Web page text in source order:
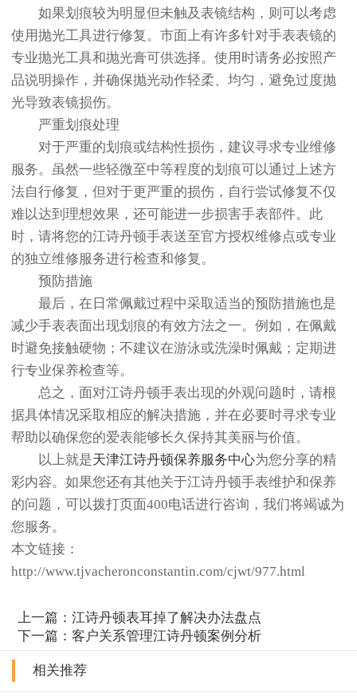
如果划痕较为明显但未触及表镜结构，则可以考虑
使用抛光工具进行修复。市面上有许多针对手表表镜的
专业抛光工具和抛光膏可供选择。使用时请务必按照产
品说明操作，并确保抛光动作轻柔、均匀，避免过度抛
光导致表镜损伤。
严重划痕处理
对于严重的划痕或结构性损伤，建议寻求专业维修
服务。虽然一些轻微至中等程度的划痕可以通过上述方
法自行修复，但对于更严重的损伤，自行尝试修复不仅
难以达到理想效果，还可能进一步损害手表部件。此
时，请将您的江诗丹顿手表送至官方授权维修点或专业
的独立维修服务进行检查和修复。
预防措施
最后，在日常佩戴过程中采取适当的预防措施也是
减少手表表面出现划痕的有效方法之一。例如，在佩戴
时避免接触硬物；不建议在游泳或洗澡时佩戴；定期进
行专业保养检查等。
总之，面对江诗丹顿手表出现的外观问题时，请根
据具体情况采取相应的解决措施，并在必要时寻求专业
帮助以确保您的爱表能够长久保持其美丽与价值。
以上就是天津江诗丹顿保养服务中心为您分享的精
彩内容。如果您还有其他关于江诗丹顿手表维护和保养
的问题，可以拨打页面400电话进行咨询，我们将竭诚为
您服务。
本文链接：
http://www.tjvacheronconstantin.com/cjwt/977.html
上一篇：江诗丹顿表耳掉了解决办法盘点
下一篇：客户关系管理江诗丹顿案例分析
相关推荐